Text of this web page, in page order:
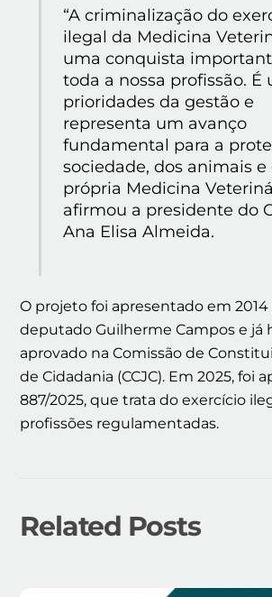
“A criminalização do
ilegal da Medicina
uma conquista
toda a nossa profissão. É
prioridades da gestão e
representa um avanço
fundamental para a
sociedade, dos animais e
própria Medicina
afirmou a presidente do
Ana Elisa Almeida.
O projeto foi apresentado em
deputado Guilherme Campos e já
aprovado na Comissão de
de Cidadania (CCJC). Em 2025, foi
887/2025, que trata do exercício
profissões regulamentadas.
Related Posts